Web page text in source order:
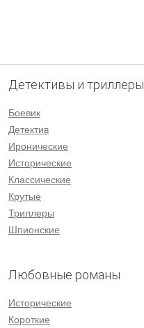
Детективы и триллеры
Боевик
Детектив
Иронические
Исторические
Классические
Крутые
Триллеры
Шпионские
Любовные романы
Исторические
Короткие